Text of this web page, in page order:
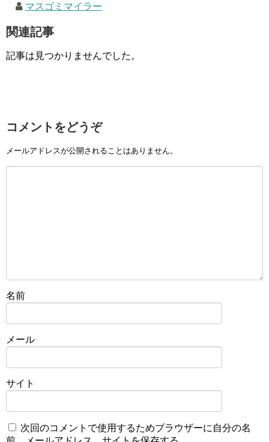
マスゴミマイラー
関連記事
記事は見つかりませんでした。
コメントをどうぞ
メールアドレスが公開されることはありません。
名前
メール
サイト
次回のコメントで使用するためブラウザーに自分の名